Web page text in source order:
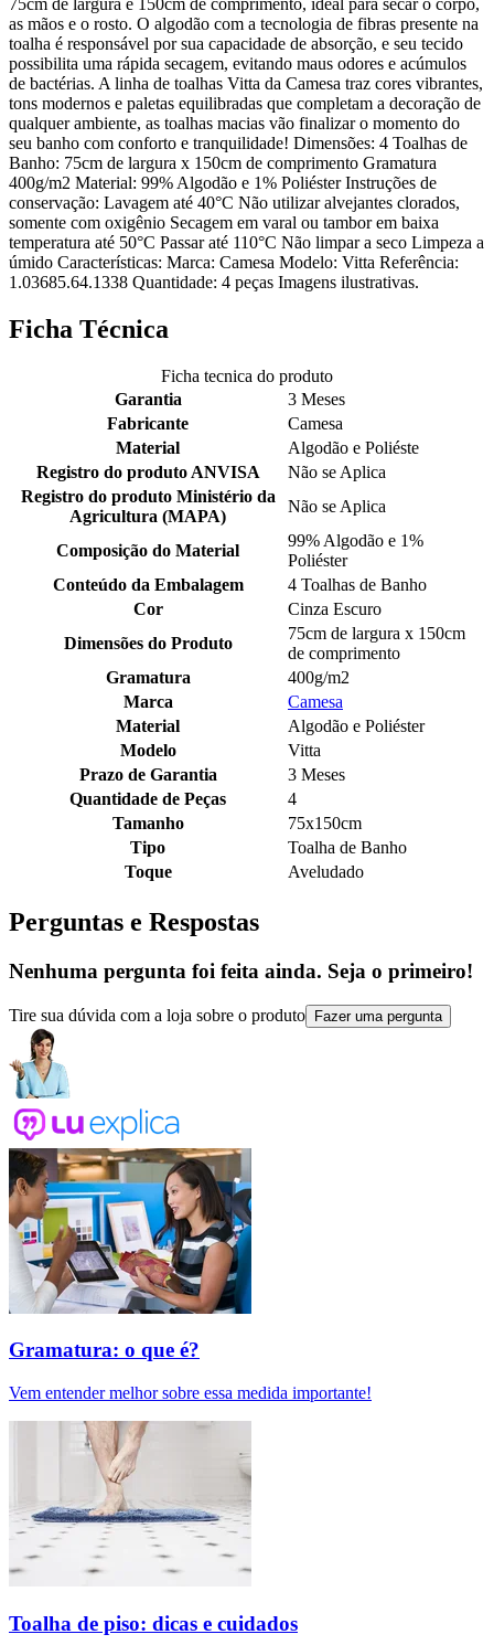
75cm de largura e 150cm de comprimento, ideal para secar o corpo,
as mãos e o rosto. O algodão com a tecnologia de fibras presente na
toalha é responsável por sua capacidade de absorção, e seu tecido
possibilita uma rápida secagem, evitando maus odores e acúmulos
de bactérias. A linha de toalhas Vitta da Camesa traz cores vibrantes,
tons modernos e paletas equilibradas que completam a decoração de
qualquer ambiente, as toalhas macias vão finalizar o momento do
seu banho com conforto e tranquilidade! Dimensões: 4 Toalhas de
Banho: 75cm de largura x 150cm de comprimento Gramatura
400g/m2 Material: 99% Algodão e 1% Poliéster Instruções de
conservação: Lavagem até 40°C Não utilizar alvejantes clorados,
somente com oxigênio Secagem em varal ou tambor em baixa
temperatura até 50°C Passar até 110°C Não limpar a seco Limpeza a
úmido Características: Marca: Camesa Modelo: Vitta Referência:
1.03685.64.1338 Quantidade: 4 peças Imagens ilustrativas.
Ficha Técnica
Ficha tecnica do produto
Garantia
3 Meses
Fabricante
Camesa
Material
Algodão e Poliéste
Registro do produto ANVISA
Não se Aplica
Registro do produto Ministério da
Agricultura (MAPA)
Não se Aplica
Composição do Material
99% Algodão e 1%
Poliéster
Conteúdo da Embalagem
4 Toalhas de Banho
Cor
Cinza Escuro
Dimensões do Produto
75cm de largura x 150cm
de comprimento
Gramatura
400g/m2
Marca
Camesa
Material
Algodão e Poliéster
Modelo
Vitta
Prazo de Garantia
3 Meses
Quantidade de Peças
4
Tamanho
75x150cm
Tipo
Toalha de Banho
Toque
Aveludado
Perguntas e Respostas
Nenhuma pergunta foi feita ainda. Seja o primeiro!
Tire sua dúvida com a loja sobre o produto Fazer uma pergunta
Gramatura: o que é?
Vem entender melhor sobre essa medida importante!
Toalha de piso: dicas e cuidados